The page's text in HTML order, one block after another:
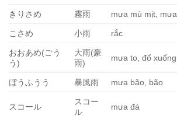
きりさめ 霧雨 mưa mù mịt,
こさめ 小雨 rắc
おおあめ(ごう
う)
大雨(豪
雨)
mưa to, đổ
ぼうふうう 暴風雨 mưa bão, bão
スコール
スコー
ル
mưa đá